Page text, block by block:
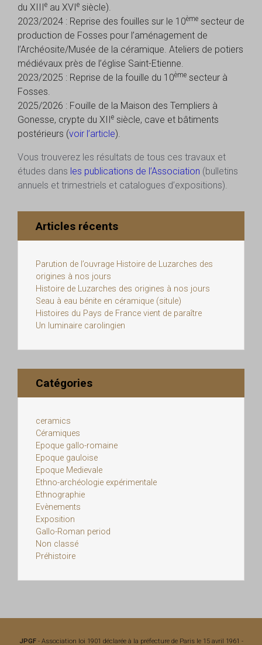
du XIIIe au XVIe siècle).
2023/2024 : Reprise des fouilles sur le 10ème secteur de
production de Fosses pour l’aménagement de
l’Archéosite/Musée de la céramique. Ateliers de potiers
médiévaux près de l’église Saint-Etienne.
2023/2025 : Reprise de la fouille du 10ème secteur à
Fosses.
2025/2026 : Fouille de la Maison des Templiers à
Gonesse, crypte du XIIe siècle, cave et bâtiments
postérieurs (voir l’article).
Vous trouverez les résultats de tous ces travaux et
études dans les publications de l’Association (bulletins
annuels et trimestriels et catalogues d’expositions).
Articles récents
Parution de l’ouvrage Histoire de Luzarches des
origines à nos jours
Histoire de Luzarches des origines à nos jours
Seau à eau bénite en céramique (situle)
Histoires du Pays de France vient de paraître
Un luminaire carolingien
Catégories
ceramics
Céramiques
Epoque gallo-romaine
Epoque gauloise
Epoque Medievale
Ethno-archéologie expérimentale
Ethnographie
Evènements
Exposition
Gallo-Roman period
Non classé
Préhistoire
JPGF- Association loi 1901 déclarée à la préfecture de Paris le 15 avril 1961 -